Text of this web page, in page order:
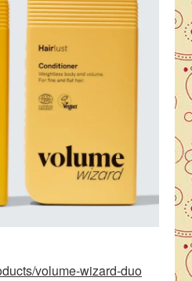
volume-wizard-duo